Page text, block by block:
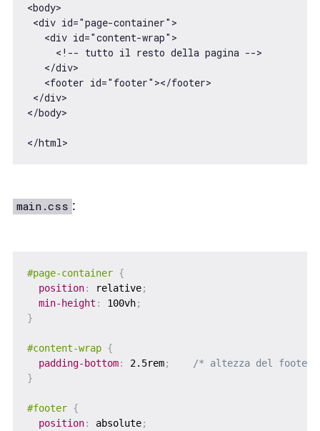
<body>
<div id="page-container">
   <div id="content-wrap">
     <!-- tutto il resto della pagina -->
   </div>
   <footer id="footer"></footer>
</div>
</body>
</html>
main.css :
#page-container {
position: relative;
min-height : 100vh;
}
#content-wrap {
padding-bottom: 2.5rem;
/* altezza del footer
}
#footer {
position: absolute;